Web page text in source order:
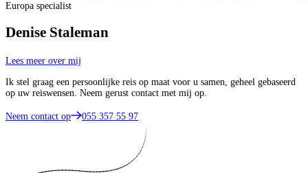
Europa specialist
Denise Staleman
Lees meer over mij
Ik stel graag een persoonlijke reis op maat voor u samen, geheel gebaseerd
op uw reiswensen. Neem gerust contact met mij op.
Neem contact op 055 357 55 97